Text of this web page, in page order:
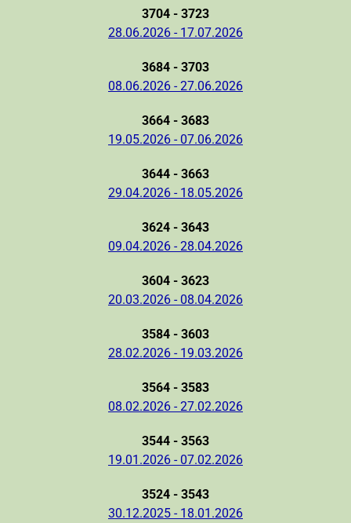
3704 - 3723
28.06.2026 - 17.07.2026
3684 - 3703
08.06.2026 - 27.06.2026
3664 - 3683
19.05.2026 - 07.06.2026
3644 - 3663
29.04.2026 - 18.05.2026
3624 - 3643
09.04.2026 - 28.04.2026
3604 - 3623
20.03.2026 - 08.04.2026
3584 - 3603
28.02.2026 - 19.03.2026
3564 - 3583
08.02.2026 - 27.02.2026
3544 - 3563
19.01.2026 - 07.02.2026
3524 - 3543
30.12.2025 - 18.01.2026